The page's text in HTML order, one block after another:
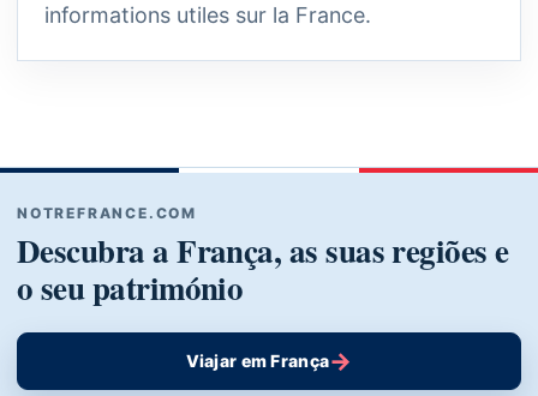
informations utiles sur la France.
NOTREFRANCE.COM
Descubra a França, as suas regiões e
o seu património
Viajar em França→